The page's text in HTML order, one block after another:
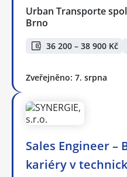
Urban Transporte
Brno
36 200 – 38 900 Kč
Zveřejněno: 7. srpna
Sales Engineer –
kariéry v